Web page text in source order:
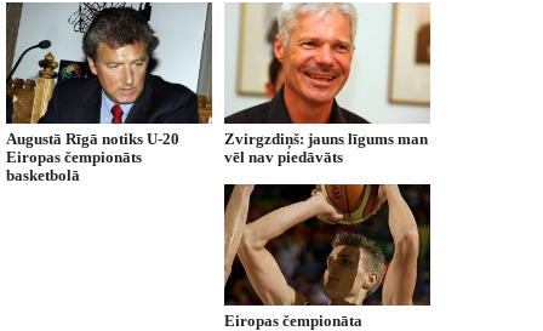
Augustā Rīgā notiks U-20
Eiropas čempionāts
basketbolā
Zvirgzdiņš: jauns līgums man
vēl nav piedāvāts
Eiropas čempionāta